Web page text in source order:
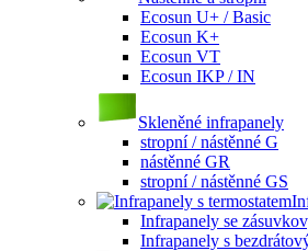
Ecosun U+ / Basic
Ecosun K+
Ecosun VT
Ecosun IKP / IN
Skleněné infrapanely
stropní / nástěnné G
nástěnné GR
stropní / nástěnné GS
Infrapanely se
Infrapanely s